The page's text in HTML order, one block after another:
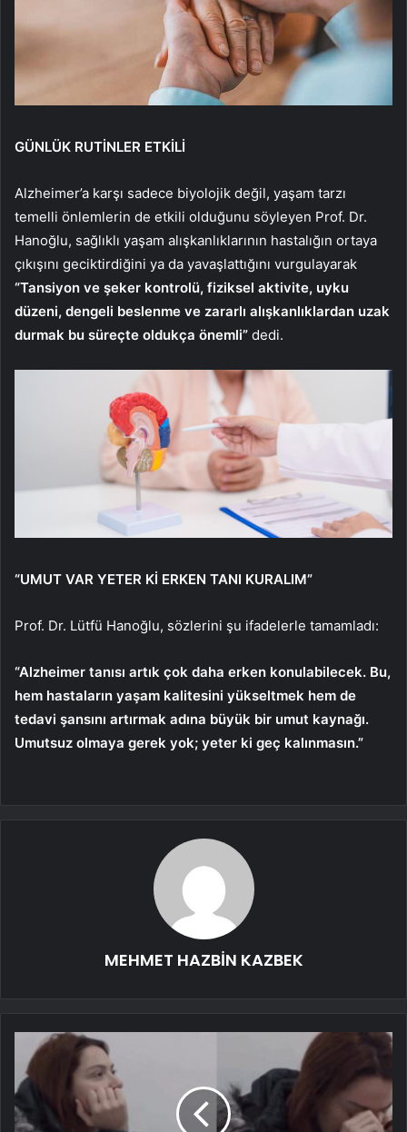
GÜNLÜK RUTİNLER ETKİLİ
Alzheimer’a karşı sadece biyolojik değil, yaşam tarzı
temelli önlemlerin de etkili olduğunu söyleyen Prof. Dr.
Hanoğlu, sağlıklı yaşam alışkanlıklarının hastalığın ortaya
çıkışını geciktirdiğini ya da yavaşlattığını vurgulayarak
“Tansiyon ve şeker kontrolü, fiziksel aktivite, uyku
düzeni, dengeli beslenme ve zararlı alışkanlıklardan uzak
durmak bu süreçte oldukça önemli” dedi.
“UMUT VAR YETER Kİ ERKEN TANI KURALIM”
Prof. Dr. Lütfü Hanoğlu, sözlerini şu ifadelerle tamamladı:
“Alzheimer tanısı artık çok daha erken konulabilecek. Bu,
hem hastaların yaşam kalitesini yükseltmek hem de
tedavi şansını artırmak adına büyük bir umut kaynağı.
Umutsuz olmaya gerek yok; yeter ki geç kalınmasın.”
MEHMET HAZBİN KAZBEK